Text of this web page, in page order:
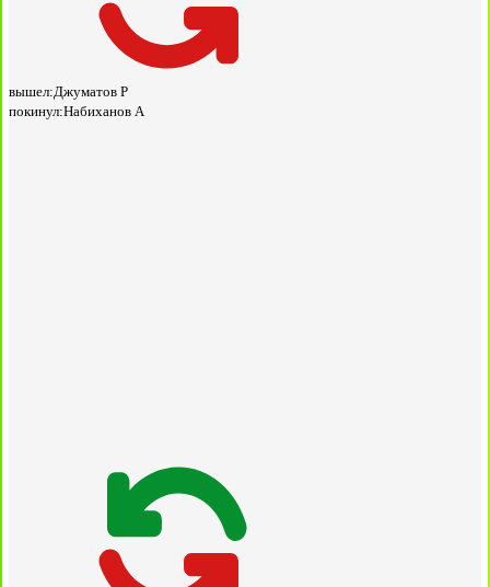
вышел:Джуматов Р
покинул:Набиханов А